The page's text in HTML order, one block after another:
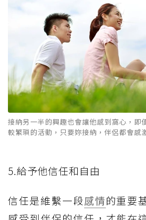
接納另一半的興趣也會讓他感到窩心，即
較繁瑣的活動，只要妳接納，伴侶都會感
5.給予他信任和自由
信任是維繫一段感情的重要